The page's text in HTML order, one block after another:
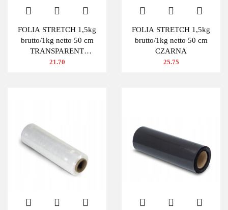
FOLIA STRETCH 1,5kg
brutto/1kg netto 50 cm
TRANSPARENT
BEZBARWNA
21.70
FOLIA STRETCH 1,5kg
brutto/1kg netto 50 cm
CZARNA
25.75